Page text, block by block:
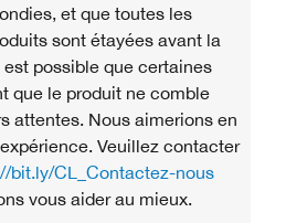
et que toutes les
sont étayées avant la
possible que certaines
que le produit ne comble
attentes. Nous aimerions en
Veuillez contacter
bit.ly/CL_Contactez-nous
vous aider au mieux.